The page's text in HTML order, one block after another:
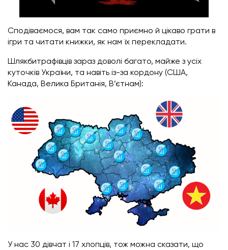
Сподіваємося, вам так само приємно й цікаво грати в
ігри та читати книжки, як нам їх перекладати.
Шлякбитрафівців зараз доволі багато, майже з усіх
куточків України, та навіть із-за кордону (США,
Канада, Велика Британія, В’єтнам):
У нас 30 дівчат і 17 хлопців, тож можна сказати, що